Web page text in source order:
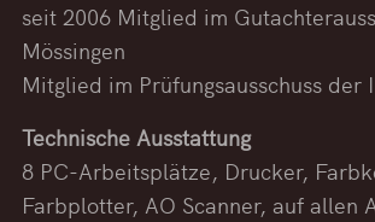
seit 2006 Mitglied im
Mössingen
Mitglied im Prüfungsausschuss der
Technische Ausstattung
8 PC-Arbeitsplätze, Drucker,
Farbplotter, AO Scanner, auf allen